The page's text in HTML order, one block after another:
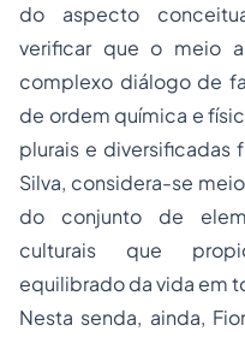
do aspecto
verificar que o meio
complexo diálogo de
de ordem química e
plurais e diversificadas
Silva, considera-se
do conjunto de
culturais que
equilibrado da vida em
Nesta senda, ainda,